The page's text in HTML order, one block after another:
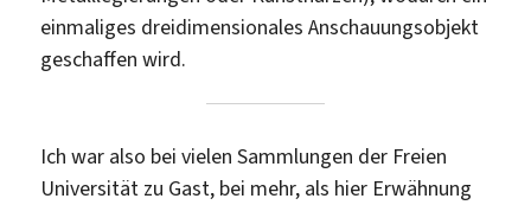
einmaliges dreidimensionales Anschauungsobjekt
geschaffen wird.
Ich war also bei vielen Sammlungen der Freien
Universität zu Gast, bei mehr, als hier Erwähnung